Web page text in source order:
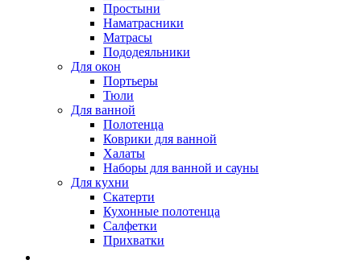
Простыни
Наматрасники
Матрасы
Пододеяльники
Для окон
Портьеры
Тюли
Для ванной
Полотенца
Коврики для ванной
Халаты
Наборы для ванной и сауны
Для кухни
Скатерти
Кухонные полотенца
Салфетки
Прихватки